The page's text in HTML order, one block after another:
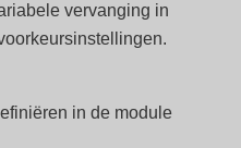
vervanging in
in de module